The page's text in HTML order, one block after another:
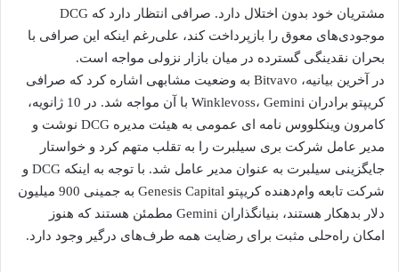
مشتریان خود بدون اختلال دارد. صرافی انتظار دارد که DCG
موجودی‌های معوق را بازپرداخت کند، علی‌رغم اینکه این صرافی با
بحران نقدینگی گسترده در میان بازار نزولی مواجه است.
در آخرین بیانیه، Bitvavo به وضعیت مشابهی اشاره کرد که صرافی
کریپتو برادران Winklevoss، Gemini با آن مواجه شد. در 10 ژانویه،
کامرون وینکلووس نامه ای عمومی به هیئت مدیره DCG نوشت و
مدیر عامل شرکت بری سیلبرت را به تقلب متهم کرد و خواستار
جایگزینی سیلبرت به عنوان مدیر عامل شد. با توجه به اینکه DCG و
شرکت تابعه وام‌دهنده کریپتو Genesis Capital به جمینی 900 میلیون
دلار بدهکار هستند، بنیانگذاران Gemini مطمئن هستند که هنوز
امکان راه‌حلی مثبت برای رضایت همه طرف‌های درگیر وجود دارد.